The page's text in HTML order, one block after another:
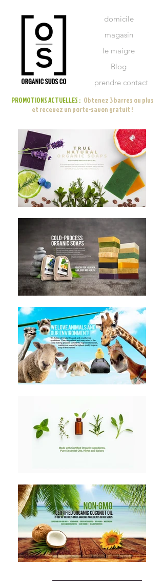
domicile
magasin
le maigre
Blog
prendre contact
PROMOTIONS ACTUELLES : Obtenez 3 barres ou plus
et recevez un porte-savon gratuit !